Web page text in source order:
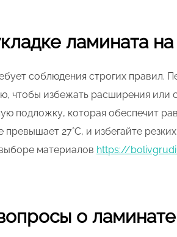
ламината
соблюдения строгих правил.
чтобы избежать расширения или
подложку, которая обеспечит
превышает 27°C, и избегайте
материалов https://
о